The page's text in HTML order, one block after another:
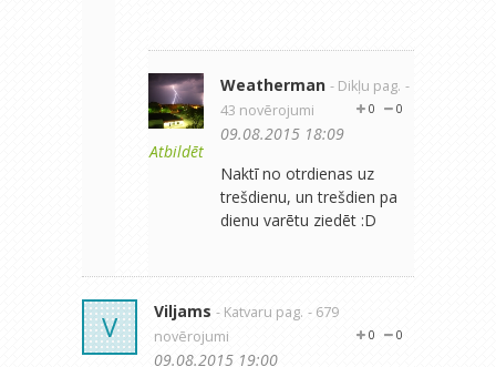
Atbildēt
Weatherman - Dikļu pag. -
43 novērojumi
0
0
09.08.2015 18:09
Naktī no otrdienas uz
trešdienu, un trešdien pa
dienu varētu ziedēt :D
V Viljams - Katvaru pag. - 679
novērojumi
0
0
09.08.2015 19:00